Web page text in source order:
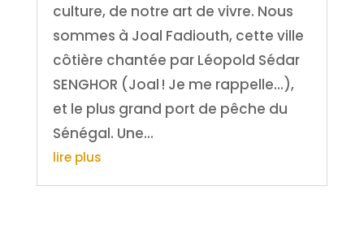
culture, de notre art de vivre. Nous
sommes à Joal Fadiouth, cette ville
côtière chantée par Léopold Sédar
SENGHOR (Joal ! Je me rappelle...),
et le plus grand port de pêche du
Sénégal. Une...
lire plus